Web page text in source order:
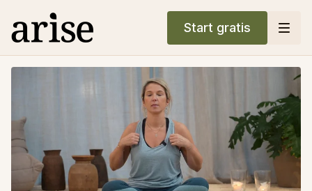
Start gratis